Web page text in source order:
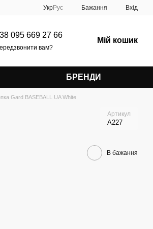
УкрРус Бажання Вхід
095 669 27 66
вам?
Мій кошик
БРЕНДИ
Gard BASEBALL UA White
Артикул
A227
В бажання